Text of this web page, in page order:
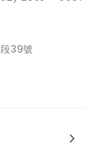
39號